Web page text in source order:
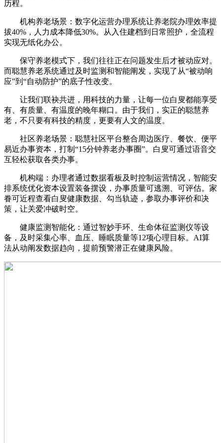
历程。
机构养老场景：数字化运营办理系统让养老院办理效率提
拔40%，人力成本降低30%。从入住建档到日常照护，全流程
实现无纸化办公。
保守养老模式下，我们往往正在问题发生后才被动应对。
而聪慧养老系统通过及时监测和智能阐发，实现了从“被动响
应”到“自动防护”的底子性改变。
让我们联袂共进，用科技的力量，让每一位白叟都能享受
有、有质量、有温度的晚年糊口。由于我们，实正的聪慧养
老，不只要有科技的精度，更要有人文的温度。
社区养老场景：聪慧社区平台整合周边医疗、餐饮、便平
易近办事资本，打制“15分钟养老办事圈”。白叟可通过语音交
互轻松获取各类办事。
机构端：办理者通过数据看板及时控制运营情况，智能安
排系统优化资本设置装备摆设，办事质量可逃溯、可评估。家
眷可近程查看白叟健康数据、勾当轨迹，参取办事评价和决
策，让关爱冲破时空。
健康监测智能化：通过智妙手环、生命体征监测仪等设
备，及时采集心率、血压、睡眠质量等12项心理目标。AI算
法从动阐发数据趋向，提前预警潜正在健康风险。